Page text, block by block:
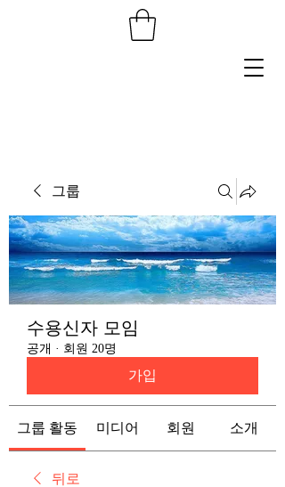
그룹
수용신자 모임
공개 · 회원 20명
가입
그룹 활동 미디어 회원 소개
뒤로